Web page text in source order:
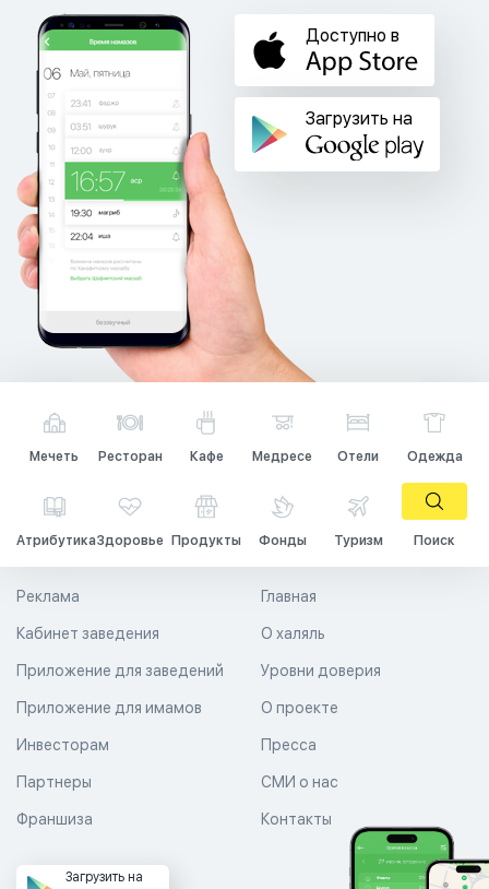
Доступно в
Загрузить на
Мечеть Ресторан Кафе Медресе Отели Одежда
АтрибутикаЗдоровье Продукты Фонды Туризм Поиск
Главная
О халяль
Уровни доверия
Реклама
Кабинет заведения
Приложение для заведений
Приложение для имамов О проекте
Пресса
СМИ о нас
Контакты
Инвесторам
Партнеры
Франшиза
Загрузить на